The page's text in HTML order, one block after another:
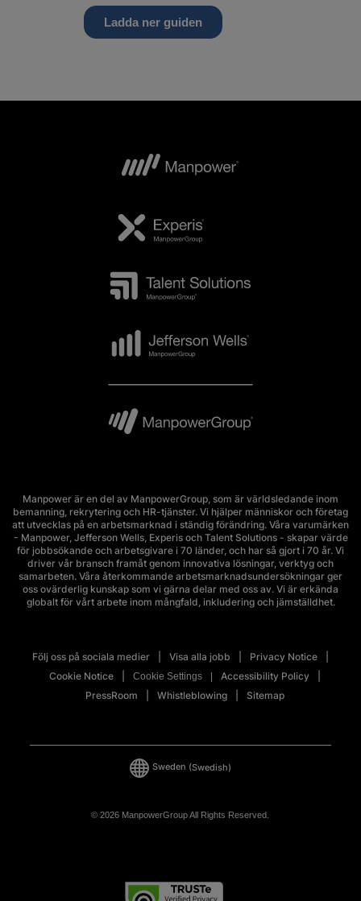
Manpower är en del av ManpowerGroup, som är världsledande inom
bemanning, rekrytering och HR-tjänster. Vi hjälper människor och företag
att utvecklas på en arbetsmarknad i ständig förändring. Våra varumärken
- Manpower, Jefferson Wells, Experis och Talent Solutions - skapar värde
för jobbsökande och arbetsgivare i 70 länder, och har så gjort i 70 år. Vi
driver vår bransch framåt genom innovativa lösningar, verktyg och
samarbeten. Våra återkommande arbetsmarknadsundersökningar ger
oss ovärderlig kunskap som vi gärna delar med oss av. Vi är erkända
globalt för vårt arbete inom mångfald, inkludering och jämställdhet.
Följ oss på sociala medier Visa alla jobb
Privacy Notice
Cookie Notice
Cookie Settings
Accessibility Policy
PressRoom
Whistleblowing Sitemap
© 2026 ManpowerGroup All Rights Reserved.
Sweden (Swedish)